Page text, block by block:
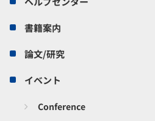
書籍案内
論文/研究
イベント
Conference